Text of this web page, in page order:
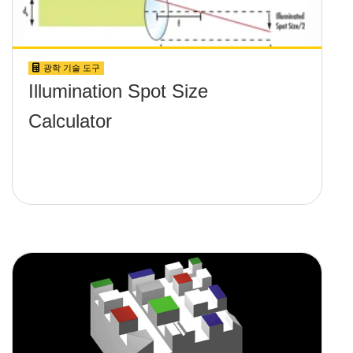
광학 기술 도구
Illumination Spot Size
Calculator